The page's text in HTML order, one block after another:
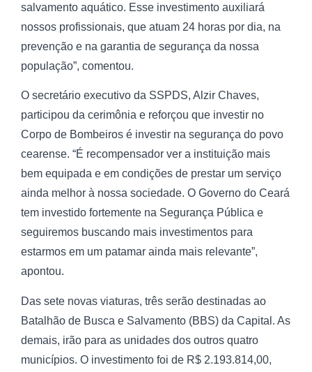
salvamento aquático. Esse investimento auxiliará
nossos profissionais, que atuam 24 horas por dia, na
prevenção e na garantia de segurança da nossa
população”, comentou.
O secretário executivo da SSPDS, Alzir Chaves,
participou da cerimônia e reforçou que investir no
Corpo de Bombeiros é investir na segurança do povo
cearense. “É recompensador ver a instituição mais
bem equipada e em condições de prestar um serviço
ainda melhor à nossa sociedade. O Governo do Ceará
tem investido fortemente na Segurança Pública e
seguiremos buscando mais investimentos para
estarmos em um patamar ainda mais relevante”,
apontou.
Das sete novas viaturas, três serão destinadas ao
Batalhão de Busca e Salvamento (BBS) da Capital. As
demais, irão para as unidades dos outros quatro
municípios. O investimento foi de R$ 2.193.814,00,